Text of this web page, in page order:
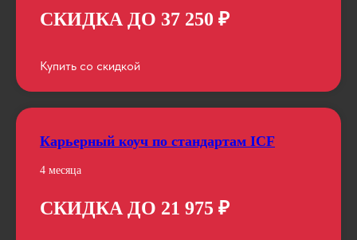
СКИДКА ДО 37 250 ₽
Купить со скидкой
Карьерный коуч по стандартам ICF
4 месяца
СКИДКА ДО 21 975 ₽